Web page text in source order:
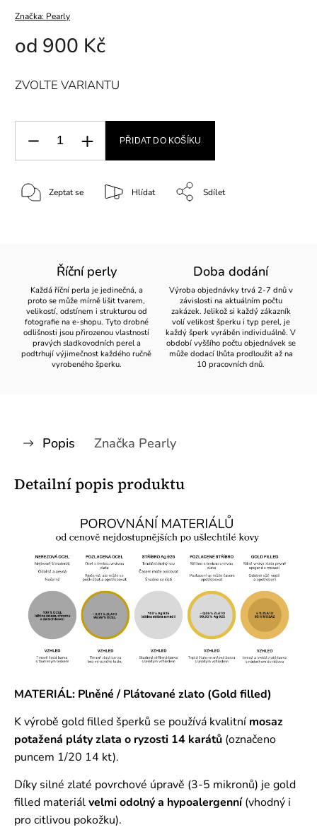
Značka: Pearly
od 900 Kč
ZVOLTE VARIANTU
PŘIDAT DO KOŠÍKU
Zeptat se Hlídat Sdílet
Říční perly
Každá říční perla je jedinečná, a
proto se může mírně lišit tvarem,
velikostí, odstínem i strukturou od
fotografie na e-shopu. Tyto drobné
odlišnosti jsou přirozenou vlastností
pravých sladkovodních perel a
podtrhují výjimečnost každého ručně
vyrobeného šperku.
Doba dodání
Výroba objednávky trvá 2-7 dnů v
závislosti na aktuálním počtu
zakázek. Jelikož si každý zákazník
volí velikost šperku i typ perel, je
každý šperk vyráběn individuálně. V
období vyššího počtu objednávek se
může dodací lhůta prodloužit až na
10 pracovních dnů.
Popis Značka Pearly
Detailní popis produktu
MATERIÁL: Plněné / Plátované zlato (Gold filled)
K výrobě gold filled šperků se používá kvalitní mosaz
potažená pláty zlata o ryzosti 14 karátů (označeno
puncem 1/20 14 kt).
Díky silné zlaté povrchové úpravě (3-5 mikronů) je gold
filled materiálvelmi odolný a hypoalergenní(vhodný i
pro citlivou pokožku).